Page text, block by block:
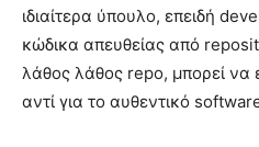
ιδιαίτερα ύπουλο, επειδή
κώδικα απευθείας από
λάθος λάθος repo, μπορεί να
αντί για το αυθεντικό